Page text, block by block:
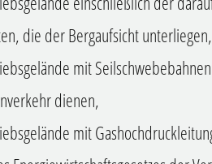
die der Bergaufsicht unterliegen,
mit
dienen,
mit